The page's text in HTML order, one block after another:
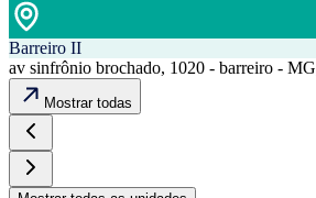
Barreiro II
av sinfrônio brochado, 1020 - barreiro - MG
Mostrar todas